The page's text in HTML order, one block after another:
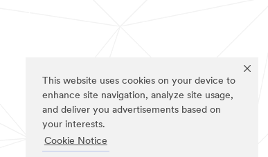
This website uses cookies on your device to
enhance site navigation, analyze site usage,
and deliver you advertisements based on
your interests.
Cookie Notice